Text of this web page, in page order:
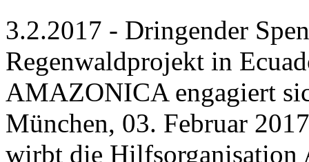
3.2.2017 - Dringender
Regenwaldprojekt in
AMAZONICA engagiert
München, 03. Februar
wirbt die